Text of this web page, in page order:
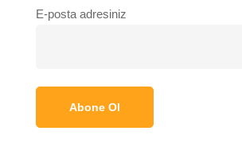
E-posta adresiniz